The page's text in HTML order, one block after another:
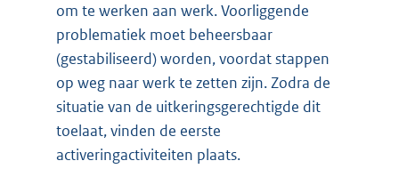
om te werken aan werk. Voorliggende
problematiek moet beheersbaar
(gestabiliseerd) worden, voordat stappen
op weg naar werk te zetten zijn. Zodra de
situatie van de uitkeringsgerechtigde dit
toelaat, vinden de eerste
activeringactiviteiten plaats.